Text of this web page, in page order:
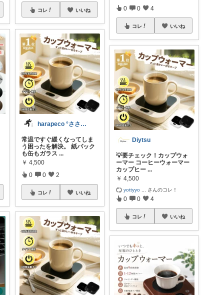
コレ いいね
harapeco °ささやかな暮らし。
常温ですぐ緩くなってしま
う困ったを解決。 紙パック
も缶もガラス ...
￥ 4,500
0 0 2
コレ いいね
0 0 4
コレ いいね
Diytsu
💡要チェック！カップウォ
ーマー コーヒーウォーマー
カップヒー ...
￥ 4,500
yottyyo さんのコレ！
0 0 4
コレ いいね